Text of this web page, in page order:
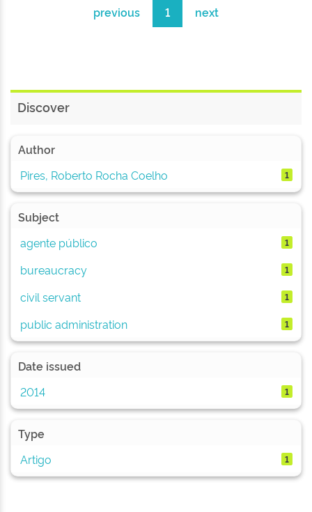
previous 1 next
Discover
Author
Pires, Roberto Rocha Coelho
1
Subject
agente público
1
bureaucracy 1
civil servant 1
public administration 1
Date issued
2014
1
Type
Artigo
1